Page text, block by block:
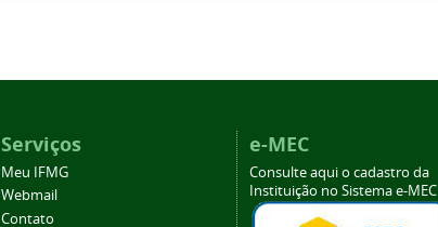
Serviços
Meu IFMG
Webmail
Contato
e-MEC
Consulte aqui o cadastro da
Instituição no Sistema e-MEC